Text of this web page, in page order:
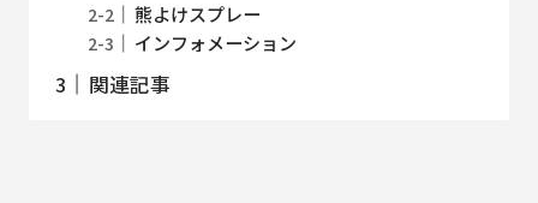
熊よけスプレー
インフォメーション
関連記事